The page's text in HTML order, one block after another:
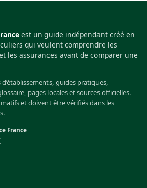
est un guide indépendant créé en
qui veulent comprendre les
les assurances avant de comparer une
guides pratiques,
pages locales et sources officielles.
et doivent être vérifiés dans les
France